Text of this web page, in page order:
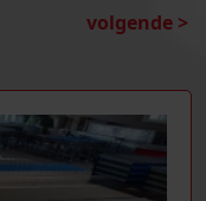
volgende >